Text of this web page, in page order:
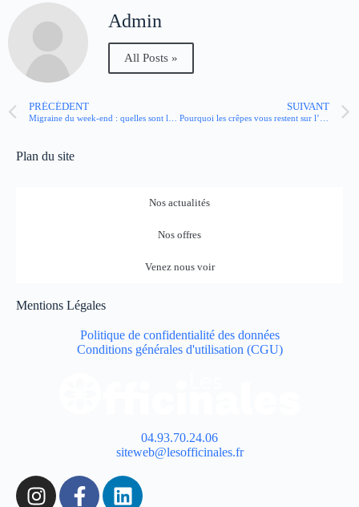
Admin
All Posts »
PRÉCÉDENT SUIVANT
Plan du site
Nos actualités
Nos offres
Venez nous voir
Mentions Légales
Politique de confidentialité des données
Conditions générales d'utilisation (CGU)
04.93.70.24.06
siteweb@lesofficinales.fr